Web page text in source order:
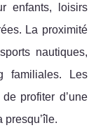
enfants, loisirs
La proximité
nautiques,
familiales. Les
profiter d’une